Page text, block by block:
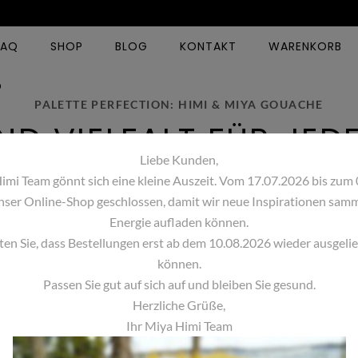
SHOP BLOG KONTAKT WARENKORB
PALETTE PERFECTION: HIMI & MIYA GOUACHE
VIELFALT FÜR
HIMI PINSELSET
10,00 €
MIYA ACRYLMARKER
– 48 BRILLANTE
PRAKTISCHER BOX
Liebe Kunden,
Team gönnt sich eine kleine Auszeit. Vom 17.07.2026 bis zum
Online-Shop geschlossen, damit wir neue Inspirationen
Energie aufladen können.
Sie, dass Bestellungen erst ab dem 10.08.2026 wieder
können.
Passen Sie gut auf sich auf und bleiben Sie gesund.
Herzliche Grüße,
Ihr Miya Himi Team